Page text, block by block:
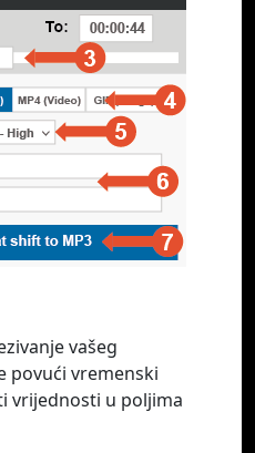
vašeg
povući vremenski
vrijednosti u poljima